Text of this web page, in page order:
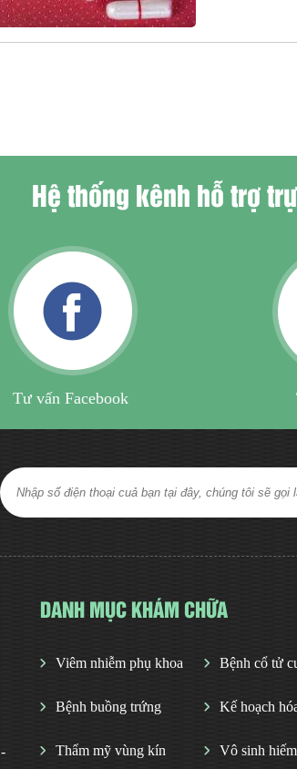
Hệ thống kênh hỗ trợ
Tư vấn Facebook
DANH MỤC KHÁM CHỮA
Viêm nhiễm phụ khoa Bệnh cổ tử
Bệnh buồng trứng Kế hoạch
Thẩm mỹ vùng kín Vô sinh